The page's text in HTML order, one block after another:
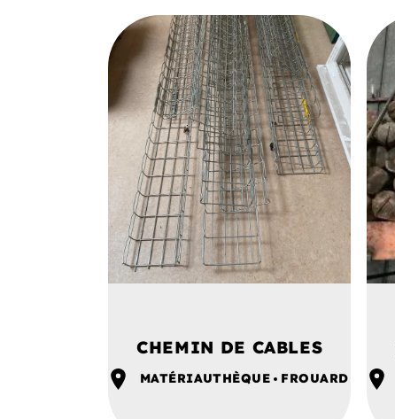
CHEMIN DE CABLES
MATÉRIAUTHÈQUE FROUARD